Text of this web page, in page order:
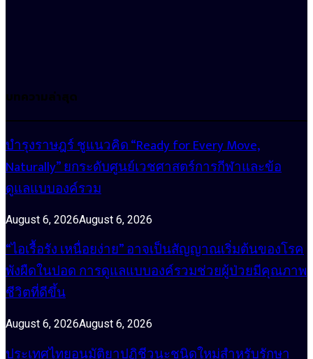
บทความล่าสุด
บำรุงราษฎร์ ชูแนวคิด “Ready for Every Move,
Naturally” ยกระดับศูนย์เวชศาสตร์การกีฬาและข้อ
ดูแลแบบองค์รวม
August 6, 2026August 6, 2026
“ไอเรื้อรัง เหนื่อยง่าย” อาจเป็นสัญญาณเริ่มต้นของโรค
พังผืดในปอด การดูแลแบบองค์รวมช่วยผู้ป่วยมีคุณภาพ
ชีวิตที่ดีขึ้น
August 6, 2026August 6, 2026
ประเทศไทยอนุมัติยาปฏิชีวนะชนิดใหม่สำหรับรักษา